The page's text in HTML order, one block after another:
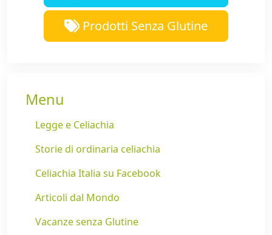
Prodotti Senza Glutine
Menu
Legge e Celiachia
Storie di ordinaria celiachia
Celiachia Italia su Facebook
Articoli dal Mondo
Vacanze senza Glutine